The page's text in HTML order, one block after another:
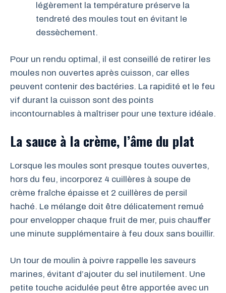
légèrement la température préserve la
tendreté des moules tout en évitant le
dessèchement.
Pour un rendu optimal, il est conseillé de retirer les
moules non ouvertes après cuisson, car elles
peuvent contenir des bactéries. La rapidité et le feu
vif durant la cuisson sont des points
incontournables à maîtriser pour une texture idéale.
La sauce à la crème, l’âme du plat
Lorsque les moules sont presque toutes ouvertes,
hors du feu, incorporez 4 cuillères à soupe de
crème fraîche épaisse et 2 cuillères de persil
haché. Le mélange doit être délicatement remué
pour envelopper chaque fruit de mer, puis chauffer
une minute supplémentaire à feu doux sans bouillir.
Un tour de moulin à poivre rappelle les saveurs
marines, évitant d’ajouter du sel inutilement. Une
petite touche acidulée peut être apportée avec un